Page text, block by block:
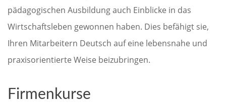
pädagogischen Ausbildung auch Einblicke in das
Wirtschaftsleben gewonnen haben. Dies befähigt sie,
Ihren Mitarbeitern Deutsch auf eine lebensnahe und
praxisorientierte Weise beizubringen.
Firmenkurse